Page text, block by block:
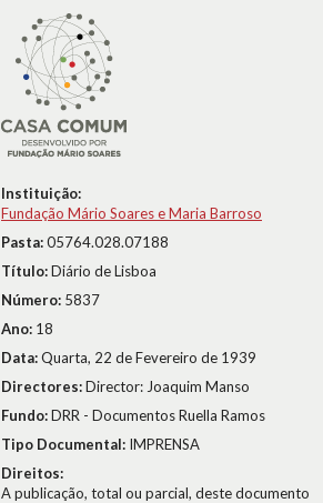
Instituição:
Fundação Mário Soares e Maria Barroso
Pasta:05764.028.07188
Título:Diário de Lisboa
Número: 5837
Ano: 18
Data:Quarta, 22 de Fevereiro de 1939
Directores:Director: Joaquim Manso
Fundo:DRR - Documentos Ruella Ramos
Tipo Documental: IMPRENSA
Direitos:
A publicação, total ou parcial, deste documento